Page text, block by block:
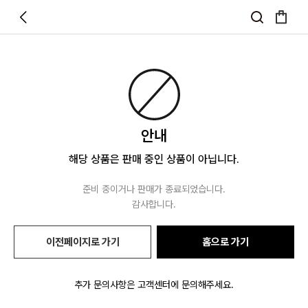
안내
해당 상품은 판매 중인 상품이 아닙니다.
준비 중이거나 판매가 종료되었습니다.
감사합니다.
이전페이지로 가기 홈으로 가기
추가 문의사항은 고객센터에 문의해주세요.